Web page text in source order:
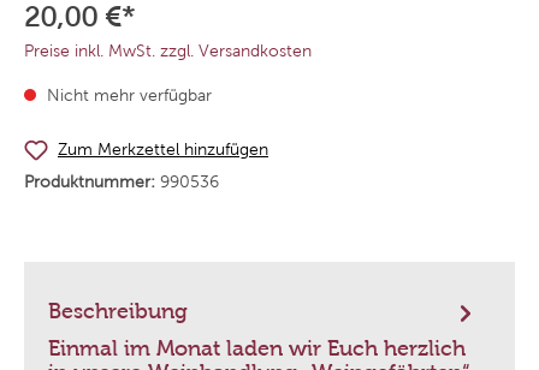
20,00 €*
Preise inkl. MwSt. zzgl. Versandkosten
Nicht mehr verfügbar
Zum Merkzettel hinzufügen
Produktnummer: 990536
Beschreibung
Einmal im Monat laden wir Euch herzlich